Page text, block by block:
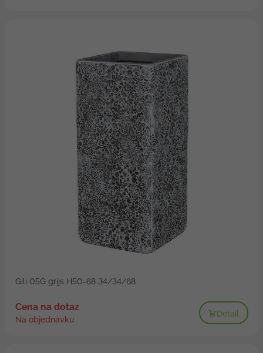
Gili 05G grijs H50-68 34/34/68
Cena na dotaz
Na objednávku
Detail